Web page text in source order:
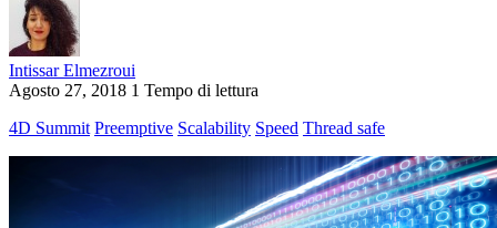
Intissar Elmezroui
Agosto 27, 2018 1 Tempo di lettura
4D Summit Preemptive Scalability Speed Thread safe